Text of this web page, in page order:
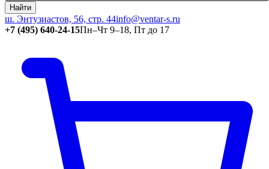
Найти
ш. Энтузиастов, 56, стр. 44info@ventar-s.ru
+7 (495) 640-24-15Пн–Чт 9–18, Пт до 17